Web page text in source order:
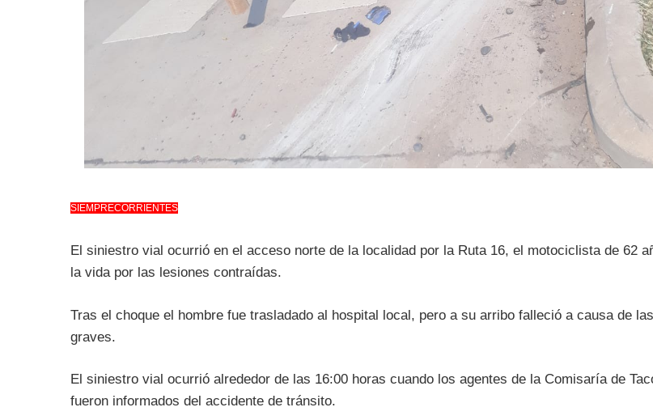
SIEMPRECORRIENTES
El siniestro vial ocurrió en el acceso norte de la localidad por la Ruta 16, el motociclista de 62
la vida por las lesiones contraídas.
Tras el choque el hombre fue trasladado al hospital local, pero a su arribo falleció a causa de
graves.
El siniestro vial ocurrió alrededor de las 16:00 horas cuando los agentes de la Comisaría de
fueron informados del accidente de tránsito.